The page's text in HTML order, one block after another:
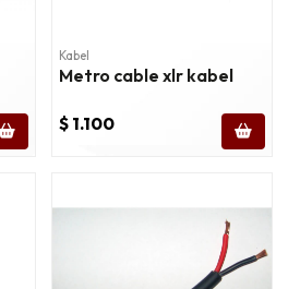
Kabel
Metro cable xlr kabel
$ 1.100